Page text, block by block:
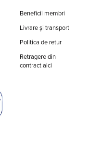
Beneficii membri
Livrare și transport
Politica de retur
Retragere din
contract aici